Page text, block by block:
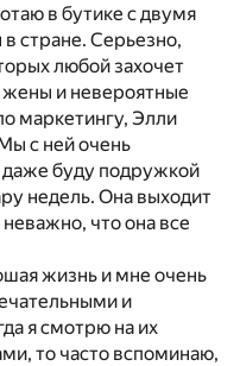
в бутике с двумя
стране. Серьезно,
любой захочет
и невероятные
маркетингу, Элли
с ней очень
даже буду подружкой
недель. Она выходит
что она все
жизнь и мне очень
и
я смотрю на их
то часто вспоминаю,